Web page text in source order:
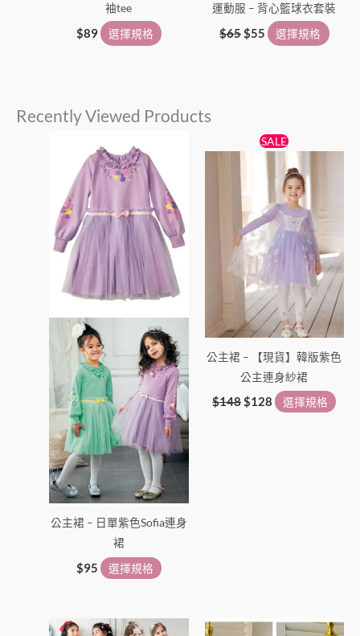
袖tee
$89 選擇規格
運動服 – 背心籃球衣套裝
$65$55 選擇規格
Recently Viewed Products
公主裙 – 日單紫色Sofia連身
裙
$95 選擇規格
品
有
多
種
款
式。
可
在
產
品
頁
面
選
擇
選
項
SALE
公主裙 – 【現貨】韓版紫色
公主連身紗裙
$148
始
$148。
$128
目
前
格：
$128。
選擇規格
款
式。
可
產
品
面
此
此